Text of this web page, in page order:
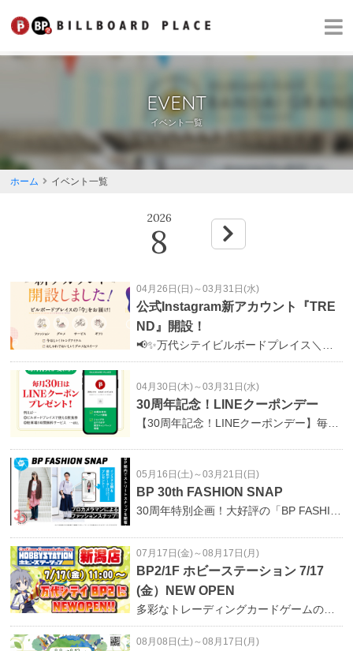
EVENT
イベント一覧
ホーム イベント一覧
2026
8
04月26日(日)～03月31日(水)
公式Instagram新アカウント『TRE
ND』開設！
04月30日(木)～03月31日(水)
30周年記念！LINEクーポンデー
05月16日(土)～03月21日(日)
BP 30th FASHION SNAP
30周年特別企画！大好評の「BP FASHION SNAP」が周年企画として登場！期間中にビルボードプレイス館内でファッションスナップを開催。ご来館のお客様にスタッフがお声がけさせていただき、撮影し、BP公式インスタグラムにスナップ写真を公開！！ご協力いただいた方にはもれなく、下記をプレゼント！！・撮影データ・BPオリジナルステッカーオシャレして当館へお越しください！●期間：以下の通り05月16日（土）・17日（日）07月18日（土）・19日（日）09月20日（日）・21日（月祝）10月17日（土）・18日（日）11月22日（日）・23日（月祝）2027年1月16日（土）・17日（日）2027年3月20日（土）・21日（日）各12：00～16：00●会場：ビルボードプレイス館内過去の「BP FASHION SNAP」はこちら
07月17日(金)～08月17日(月)
BP2/1F ホビーステーション 7/17
(金）NEW OPEN
08月08日(土)～08月17日(月)